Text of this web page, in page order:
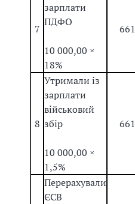
7
зарплати
ПДФО
10 000,00 ×
18%
661
8
Утримали із
зарплати
військовий
збір
10 000,00 ×
1,5%
661
Перерахували
ЄСВ